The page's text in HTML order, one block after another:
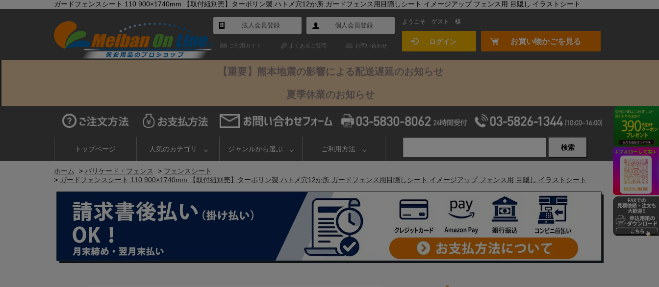
ガードフェンスシート 110 900×1740mm 【取付紐別売】ターポリン製 ハトメ穴12か所 ガードフェンス用目隠しシート イメージアップ フェンス用 目隠し イラストシート
法人会員登録 個人会員登録
ご利用ガイド よくあるご質問 お問い合わせ
ようこそ ゲスト 様
ログイン お買い物かごを見る
【重要】熊本地震の影響による配送遅延のお知らせ
夏季休業のお知らせ
トップページ 人気のカテゴリ ジャンルから選ぶ ご利用方法 検索
ホーム > バリケード・フェンス > フェンスシート
> ガードフェンスシート 110 900×1740mm 【取付紐別売】ターポリン製 ハトメ穴12か所 ガードフェンス用目隠しシート イメージアップ フェンス用 目隠し イラストシート